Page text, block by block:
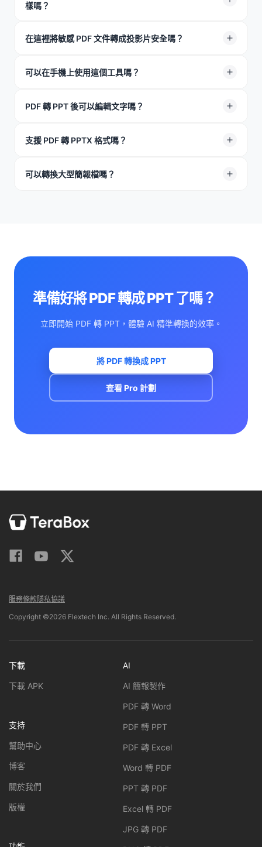
毋須安裝或下載任何軟件。
樣嗎？
會。AI 會協助保留字型、圖片及位置，是一款精準的網上
在這裡將敏感 PDF 文件轉成投影片安全嗎？
安全。我們使用高等級安全技術保護你的檔案，未經你的
可以在手機上使用這個工具嗎？
可以。你可以在任何手機瀏覽器中使用 TeraBox 將 PDF
Safari、Chrome 及 Firefox。
PDF 轉 PPT 後可以編輯文字嗎？
可以，所有文字都會轉換成可編輯的 Microsoft
支援 PDF 轉 PPTX 格式嗎？
支援。我們的網上 PDF 轉 PPT 工具會輸出高質素的
可以轉換大型簡報檔嗎？
準備好將 PDF 轉成 PPT 了嗎？
立即開始 PDF 轉 PPT，體驗 AI 精準轉換的效率。
將 PDF 轉換成 PPT
查看 Pro 計劃
服務條款隱私協議
Copyright ©2026 Flextech Inc. All Rights Reserved.
下載
下載 APK
支持
幫助中心
博客
關於我們
版權
AI
AI 簡報製作
PDF 轉 Word
PDF 轉 PPT
PDF 轉 Excel
Word 轉 PDF
PPT 轉 PDF
Excel 轉 PDF
JPG 轉 PDF